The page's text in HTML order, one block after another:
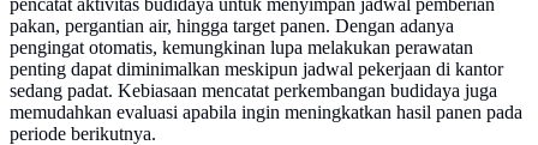
pakan, pergantian air, hingga target panen. Dengan adanya
pengingat otomatis, kemungkinan lupa melakukan perawatan
penting dapat diminimalkan meskipun jadwal pekerjaan di kantor
sedang padat. Kebiasaan mencatat perkembangan budidaya juga
memudahkan evaluasi apabila ingin meningkatkan hasil panen pada
periode berikutnya.